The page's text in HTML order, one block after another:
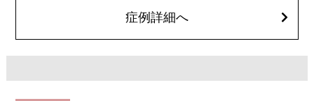
戻り、目尻のラインに段差が生じる、睫毛が切れたり抜ける、結膜腫脹な
どが生じることがございます。
オプション：笑気麻酔 3,300円(税込)
症例詳細へ